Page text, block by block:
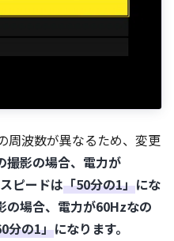
周波数が異なるため、変更
撮影の場合、電力が
ピードは「50分の1」にな
の場合、電力が60Hzなの
分の1」になります。